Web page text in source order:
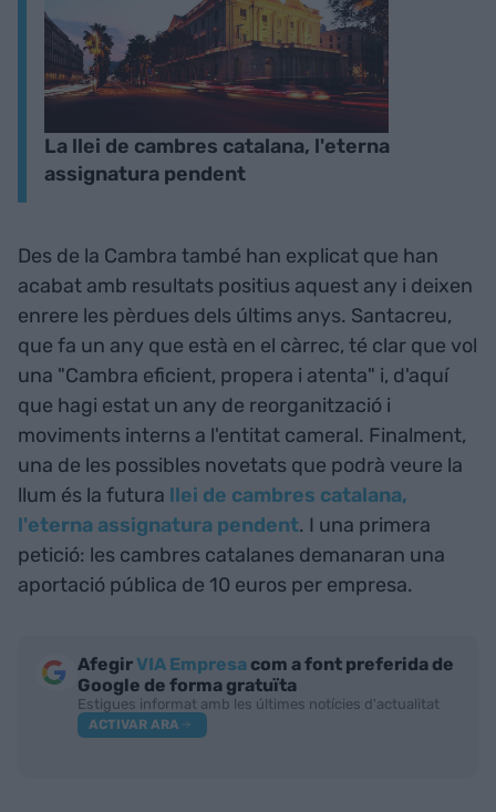
La llei de cambres catalana, l'eterna
assignatura pendent
Des de la Cambra també han explicat que han
acabat amb resultats positius aquest any i deixen
enrere les pèrdues dels últims anys. Santacreu,
que fa un any que està en el càrrec, té clar que vol
una "Cambra eficient, propera i atenta" i, d'aquí
que hagi estat un any de reorganització i
moviments interns a l'entitat cameral. Finalment,
una de les possibles novetats que podrà veure la
llum és la futura llei de cambres catalana,
l'eterna assignatura pendent. I una primera
petició: les cambres catalanes demanaran una
aportació pública de 10 euros per empresa.
AfegirVIA Empresa com a font preferida de
Google de forma gratuïta
Estigues informat amb les últimes notícies d'actualitat
ACTIVAR ARA